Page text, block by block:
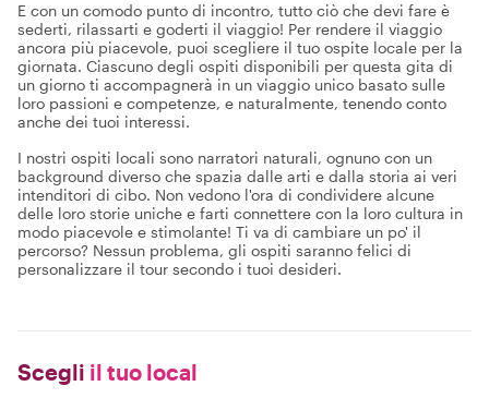
E con un comodo punto di incontro, tutto ciò che devi fare è
sederti, rilassarti e goderti il viaggio! Per rendere il viaggio
ancora più piacevole, puoi scegliere il tuo ospite locale per la
giornata. Ciascuno degli ospiti disponibili per questa gita di
un giorno ti accompagnerà in un viaggio unico basato sulle
loro passioni e competenze, e naturalmente, tenendo conto
anche dei tuoi interessi.
I nostri ospiti locali sono narratori naturali, ognuno con un
background diverso che spazia dalle arti e dalla storia ai veri
intenditori di cibo. Non vedono l'ora di condividere alcune
delle loro storie uniche e farti connettere con la loro cultura in
modo piacevole e stimolante! Ti va di cambiare un po' il
percorso? Nessun problema, gli ospiti saranno felici di
personalizzare il tour secondo i tuoi desideri.
Scegli il tuo local